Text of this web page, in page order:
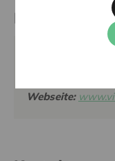
Partner
Webseite: